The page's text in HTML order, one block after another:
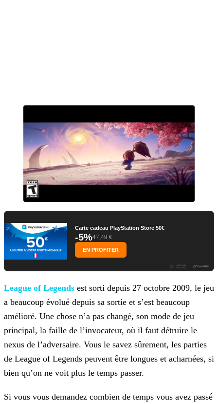
Carte cadeau PlayStation Store 50€
-5%47,49 €
EN PROFITER
League of Legends est sorti depuis 27 octobre 2009, le jeu
a beaucoup évolué depuis sa sortie et s’est beaucoup
amélioré. Une chose n’a pas changé, son mode de jeu
principal, la faille de l’invocateur, où il faut détruire le
nexus de l’adversaire. Vous le savez sûrement, les parties
de League of Legends peuvent être longues et acharnées, si
bien qu’on ne voit plus le temps passer.
Si vous vous demandez combien de temps vous avez passé